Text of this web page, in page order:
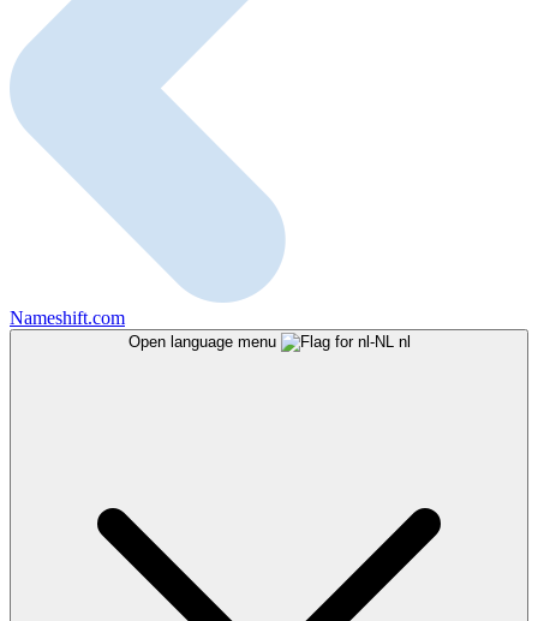
Nameshift.com
Open language menu nl